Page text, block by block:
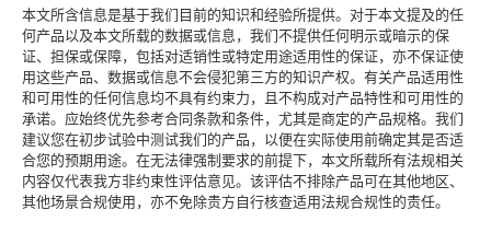
本文所含信息是基于我们目前的知识和经验所提供。对于本文提及的任
何产品以及本文所载的数据或信息，我们不提供任何明示或暗示的保
证、担保或保障，包括对适销性或特定用途适用性的保证，亦不保证使
用这些产品、数据或信息不会侵犯第三方的知识产权。有关产品适用性
和可用性的任何信息均不具有约束力，且不构成对产品特性和可用性的
承诺。应始终优先参考合同条款和条件，尤其是商定的产品规格。我们
建议您在初步试验中测试我们的产品，以便在实际使用前确定其是否适
合您的预期用途。在无法律强制要求的前提下，本文所载所有法规相关
内容仅代表我方非约束性评估意见。该评估不排除产品可在其他地区、
其他场景合规使用，亦不免除贵方自行核查适用法规合规性的责任。